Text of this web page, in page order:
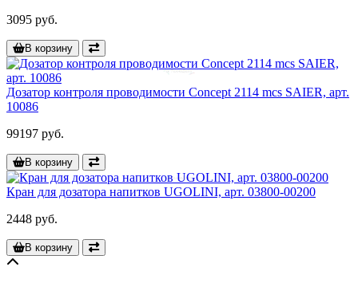
3095 руб.
В корзину
Дозатор контроля проводимости Concept 2114 mcs SAIER, арт.
10086
99197 руб.
В корзину
Кран для дозатора напитков UGOLINI, арт. 03800-00200
2448 руб.
В корзину